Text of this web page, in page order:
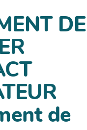
DE
de